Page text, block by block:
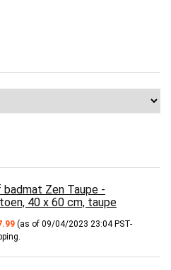
Zen Taupe -
40 x 60 cm, taupe
(as of 09/04/2023 23:04 PST-
.